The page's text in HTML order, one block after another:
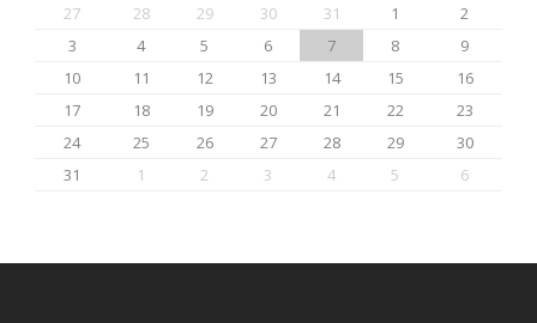
27
28 29 30 31 1
2
3
4 5 6 7 8
9
10
11 12 13 14 15
16
17
18 19 20 21 22
23
24
25 26 27 28 29
30
31
1 2 3 4 5 6